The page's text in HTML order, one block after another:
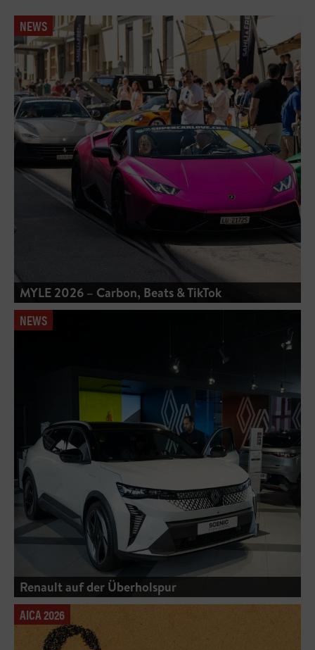
NEWS
MYLE 2026 – Carbon, Beats & TikTok
NEWS
Renault auf der Überholspur
AICA 2026